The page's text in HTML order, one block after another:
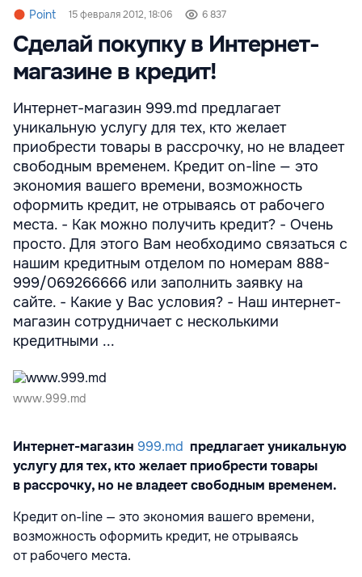
Point 15 февраля 2012, 18:06 6 837
Сделай покупку в Интернет-
магазине в кредит!
Интернет-магазин 999.md предлагает
уникальную услугу для тех, кто желает
приобрести товары в рассрочку, но не владеет
свободным временем. Кредит on-line — это
экономия вашего времени, возможность
оформить кредит, не отрываясь от рабочего
места. - Как можно получить кредит? - Очень
просто. Для этого Вам необходимо связаться с
нашим кредитным отделом по номерам 888-
999/069266666 или заполнить заявку на
сайте. - Какие у Вас условия? - Наш интернет-
магазин сотрудничает с несколькими
кредитными ...
www.999.md
Интернет-магазин 999.md предлагает уникальную
услугу для тех, кто желает приобрести товары
в рассрочку, но не владеет свободным временем.
Кредит on-line — это экономия вашего времени,
возможность оформить кредит, не отрываясь
от рабочего места.